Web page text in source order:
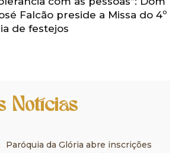
Falcão preside a Missa do 4º
de festejos
Notícias
Paróquia da Glória abre inscrições